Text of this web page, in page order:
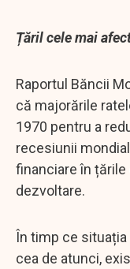
Țăril cele mai
Raportul Băncii
că majorările
1970 pentru a
recesiunii
financiare în
dezvoltare.
În timp ce
cea de atunci,